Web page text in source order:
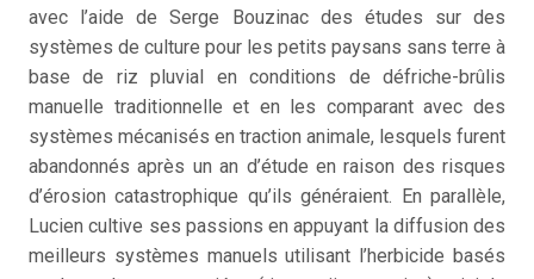
avec l’aide de Serge Bouzinac des études sur des
systèmes de culture pour les petits paysans sans terre à
base de riz pluvial en conditions de défriche-brûlis
manuelle traditionnelle et en les comparant avec des
systèmes mécanisés en traction animale, lesquels furent
abandonnés après un an d’étude en raison des risques
d’érosion catastrophique qu’ils généraient. En parallèle,
Lucien cultive ses passions en appuyant la diffusion des
meilleurs systèmes manuels utilisant l’herbicide basés